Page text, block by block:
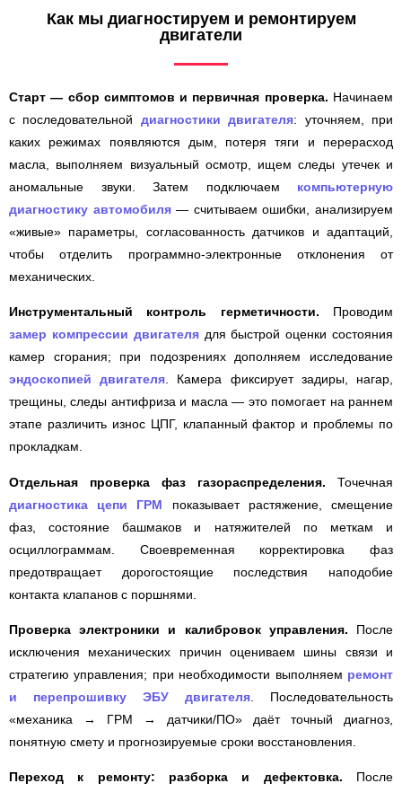
Как мы диагностируем и ремонтируем
двигатели
Старт — сбор симптомов и первичная проверка. Начинаем
с последовательной диагностики двигателя: уточняем, при
каких режимах появляются дым, потеря тяги и перерасход
масла, выполняем визуальный осмотр, ищем следы утечек и
аномальные звуки. Затем подключаем компьютерную
диагностику автомобиля— считываем ошибки, анализируем
«живые» параметры, согласованность датчиков и адаптаций,
чтобы отделить программно-электронные отклонения от
механических.
Инструментальный контроль герметичности. Проводим
замер компрессии двигателядля быстрой оценки состояния
камер сгорания; при подозрениях дополняем исследование
эндоскопией двигателя. Камера фиксирует задиры, нагар,
трещины, следы антифриза и масла — это помогает на раннем
этапе различить износ ЦПГ, клапанный фактор и проблемы по
прокладкам.
Отдельная проверка фаз газораспределения. Точечная
диагностика цепи ГРМ показывает растяжение, смещение
фаз, состояние башмаков и натяжителей по меткам и
осциллограммам. Своевременная корректировка фаз
предотвращает дорогостоящие последствия наподобие
контакта клапанов с поршнями.
Проверка электроники и калибровок управления. После
исключения механических причин оцениваем шины связи и
стратегию управления; при необходимости выполняем ремонт
и перепрошивку ЭБУ двигателя . Последовательность
«механика → ГРМ → датчики/ПО» даёт точный диагноз,
понятную смету и прогнозируемые сроки восстановления.
Переход к ремонту: разборка и дефектовка. После